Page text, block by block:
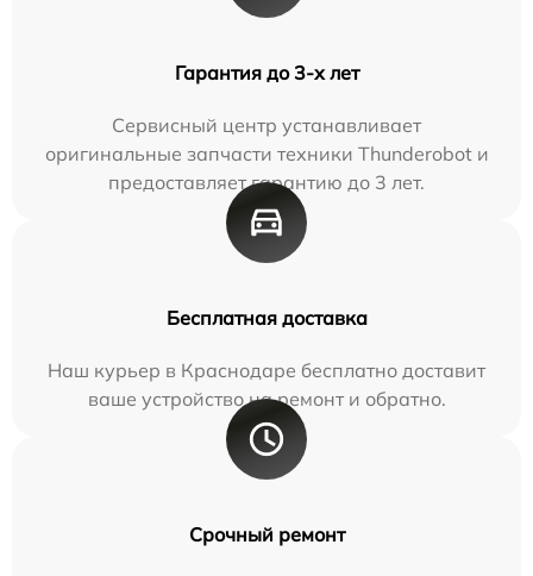
Гарантия до 3-х лет
Сервисный центр устанавливает
оригинальные запчасти техники Thunderobot и
предоставляет гарантию до 3 лет.
Бесплатная доставка
Наш курьер в Краснодаре бесплатно доставит
ваше устройство на ремонт и обратно.
Срочный ремонт